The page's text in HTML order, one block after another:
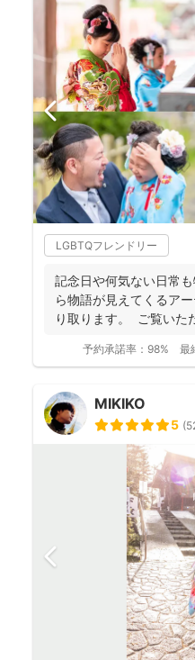
LGBTQフレンドリー
記念日や何気ない日常
ら物語が見えてくるア
り取ります。 ご覧いた
予約承諾率： 98% 最
MIKIKO
5 (